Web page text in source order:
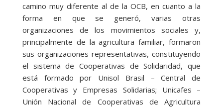
camino muy diferente al de la OCB, en cuanto a la
forma en que se generó, varias otras
organizaciones de los movimientos sociales y,
principalmente de la agricultura familiar, formaron
sus organizaciones representativas, constituyendo
el sistema de Cooperativas de Solidaridad, que
está formado por Unisol Brasil – Central de
Cooperativas y Empresas Solidarias; Unicafes –
Unión Nacional de Cooperativas de Agricultura